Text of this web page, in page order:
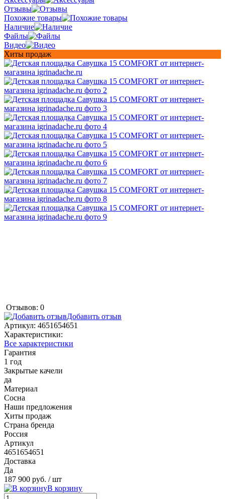
Отзывы
Похожие товары
Наличие
Файлы
Видео
Хиты продаж
Отзывов: 0
Добавить отзыв
Артикул: 4651654651
Характеристики:
Все характеристики
Гарантия
1 год
Закрытые качели
да
Материал
Сосна
Наши предложения
Хиты продаж
Страна бренда
Россия
Артикул
4651654651
Доставка
Да
187 900 руб. / шт
В корзину